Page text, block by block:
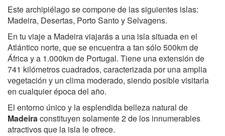
Este archipiélago se compone de las siguientes islas:
Madeira, Desertas, Porto Santo y Selvagens.
En tu viaje a Madeira viajarás a una isla situada en el
Atlántico norte, que se encuentra a tan sólo 500km de
África y a 1.000km de Portugal. Tiene una extensión de
741 kilómetros cuadrados, caracterizada por una amplia
vegetación y un clima moderado, siendo posible visitarla
en cualquier época del año.
El entorno único y la esplendida belleza natural de
Madeiraconstituyen solamente 2 de los innumerables
atractivos que la isla le ofrece.